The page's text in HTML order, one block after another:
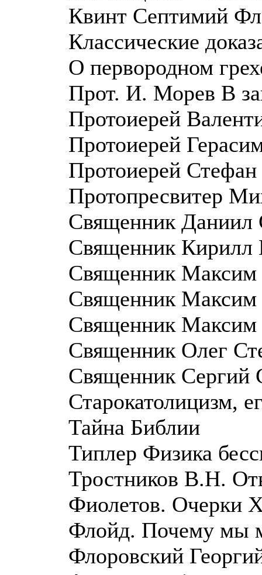
Квинт Септимий
Классические
О первородном
Прот. И. Морев В
Протоиерей
Протоиерей
Протоиерей
Протопресвитер
Священник Даниил
Священник Кирилл
Священник Максим
Священник Максим
Священник Максим
Священник Олег
Священник Сергий
Старокатолицизм,
Тайна Библии
Типлер Физика
Тростников В.Н.
Фиолетов. Очерки
Флойд. Почему мы
Флоровский